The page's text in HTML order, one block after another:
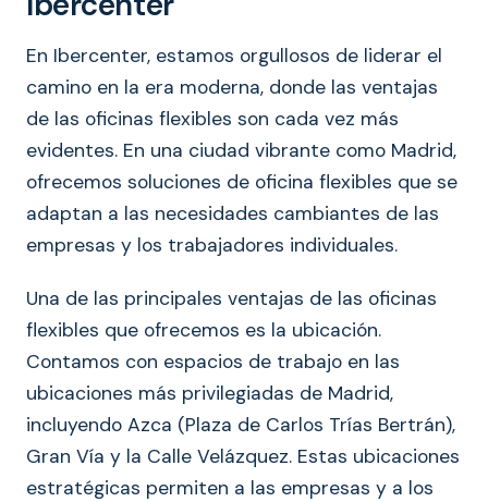
En Ibercenter, estamos orgullosos de liderar el
camino en la era moderna, donde las ventajas
de las oficinas flexibles son cada vez más
evidentes. En una ciudad vibrante como Madrid,
ofrecemos soluciones de oficina flexibles que se
adaptan a las necesidades cambiantes de las
empresas y los trabajadores individuales.
Una de las principales ventajas de las oficinas
flexibles que ofrecemos es la ubicación.
Contamos con espacios de trabajo en las
ubicaciones más privilegiadas de Madrid,
incluyendo Azca (Plaza de Carlos Trías Bertrán),
Gran Vía y la Calle Velázquez. Estas ubicaciones
estratégicas permiten a las empresas y a los